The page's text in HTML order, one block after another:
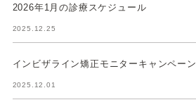
2026年1月の診療スケジュール
2025.12.25
インビザライン矯正モニターキャンペーン
2025.12.01